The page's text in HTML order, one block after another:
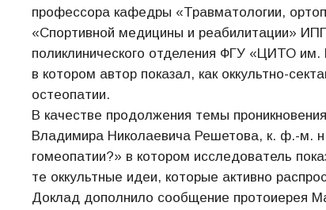
профессора кафедры «Травматологии,
«Спортивной медицины и реабилитации»
поликлинического отделения ФГУ «ЦИТО
в котором автор показал, как оккультно-
остеопатии.
В качестве продолжения темы
Владимира Николаевича Решетова, к. ф.-м.
гомеопатии?» в котором исследователь
те оккультные идеи, которые активно
Доклад дополнило сообщение протоиерея